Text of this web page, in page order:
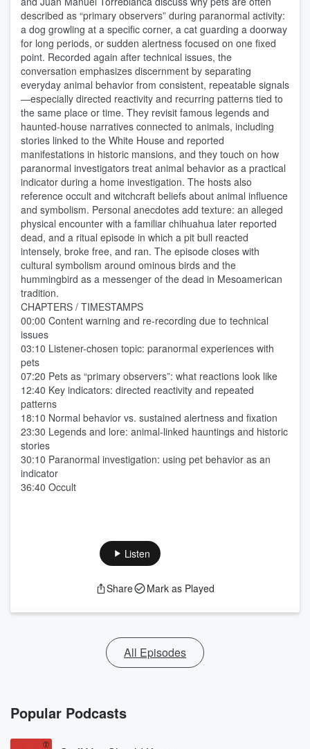
described as “primary observers” during paranormal activity:
a dog growling at a specific corner, a cat guarding a doorway
for long periods, or sudden alertness focused on one fixed
point. Recorded again after technical issues, the
conversation emphasizes discernment by separating
everyday animal behavior from consistent, repeatable signals
—especially directed reactivity and recurring patterns tied to
the same place or time. They revisit famous legends and
haunted-house narratives connected to animals, including
stories linked to the White House and reported
manifestations in historic mansions, and they touch on how
paranormal investigators treat animal behavior as a practical
indicator during a home investigation. The hosts also
reference occult and witchcraft beliefs about animal influence
and symbolism. Personal anecdotes add texture: an alleged
physical encounter with a familiar chihuahua later reported
dead, and a ritual episode in which a pit bull reacted
intensely, broke free, and ran. The episode closes with
cultural symbolism around ominous birds and the
hummingbird as a messenger of the dead in Mesoamerican
tradition.
CHAPTERS / TIMESTAMPS
00:00 Content warning and re-recording due to technical
issues
03:10 Listener-chosen topic: paranormal experiences with
pets
07:20 Pets as “primary observers”: what reactions look like
12:40 Key indicators: directed reactivity and repeated
patterns
18:10 Normal behavior vs. sustained alertness and fixation
23:30 Legends and lore: animal-linked hauntings and historic
stories
30:10 Paranormal investigation: using pet behavior as an
indicator
36:40 Occult
Listen
Share Mark as Played
All Episodes
Popular Podcasts